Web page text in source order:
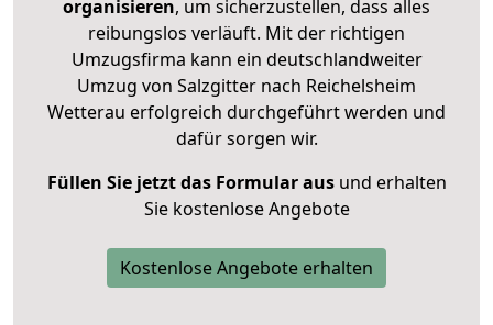
organisieren, um sicherzustellen, dass alles
reibungslos verläuft. Mit der richtigen
Umzugsfirma kann ein deutschlandweiter
Umzug von Salzgitter nach Reichelsheim
Wetterau erfolgreich durchgeführt werden und
dafür sorgen wir.
Füllen Sie jetzt das Formular ausund erhalten
Sie kostenlose Angebote
Kostenlose Angebote erhalten